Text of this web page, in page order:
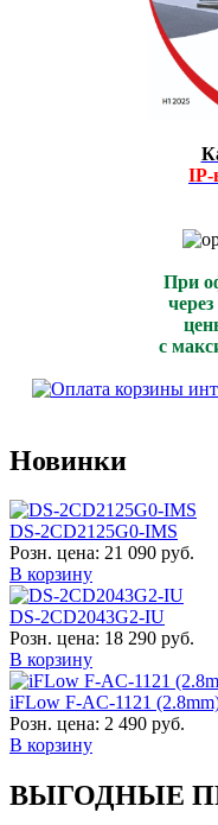
IP-
При
с
Новинки
DS-2CD2125G0-IMS
Розн. цена: 21 090 руб.
В корзину
DS-2CD2043G2-IU
Розн. цена: 18 290 руб.
В корзину
iFLow F-AC-1121
Розн. цена: 2 490 руб.
В корзину
ВЫГОДНЫЕ